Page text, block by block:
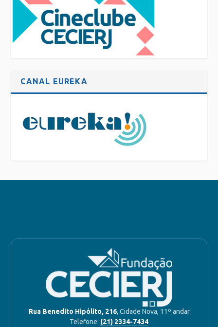
CANAL EUREKA
Rua Benedito Hipólito, 216, Cidade Nova, 11º andar
Telefone: (21) 2334-7434